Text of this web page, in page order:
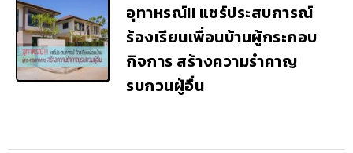
อุทาหรณ์!! แชร์ประสบการณ์
ร้องเรียนเพื่อนบ้านผู้กระกอบ
กิจการ สร้างความรำคาญ
รบกวนผู้อื่น